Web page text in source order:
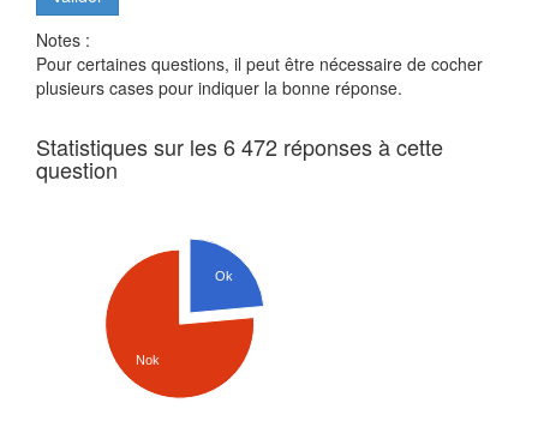
Notes :
Pour certaines questions, il peut être nécessaire de cocher
plusieurs cases pour indiquer la bonne réponse.
Statistiques sur les 6 472 réponses à cette
question
Ok
Nok